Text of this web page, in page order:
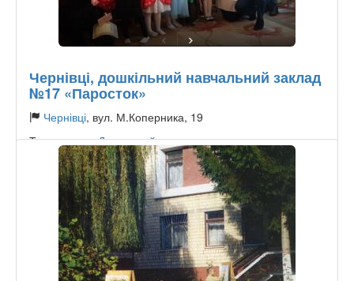
Чернівці, дошкільний навчальний заклад
№17 «Паросток»
Чернівці, вул. М.Коперника, 19
Тип садочку:Державний